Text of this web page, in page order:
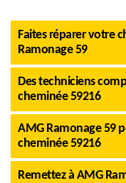
Faites réparer votre
Ramonage 59
Des techniciens
cheminée 59216
AMG Ramonage 59
cheminée 59216
Remettez à AMG